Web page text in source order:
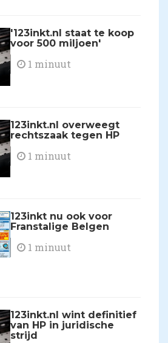
'123inkt.nl staat te koop
voor 500 miljoen'
1 minuut
123inkt.nl overweegt
rechtszaak tegen HP
1 minuut
123inkt nu ook voor
Franstalige Belgen
1 minuut
123inkt.nl wint definitief
van HP in juridische
strijd